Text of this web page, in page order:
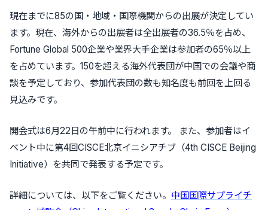
現在までに85の国・地域・国際機関からの出展が決定してい
ます。現在、海外からの出展者は全出展者の36.5％を占め、
Fortune Global 500企業や業界大手企業は参加者の65％以上
を占めています。150を超える海外代表団が中国での会議や商
談を予定しており、参加代表団の数も知名度も前回を上回る
見込みです。
開会式は6月22日の午前中に行われます。 また、参加者はイ
ベント中に第4回CISCE北京イニシアチブ（4th CISCE Beijing
Initiative）を共同で発表する予定です。
詳細については、以下をご覧ください。 中国国際サプライチ